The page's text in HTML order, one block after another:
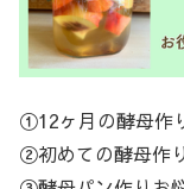
①12ヶ月の酵母作
②初めての酵母作